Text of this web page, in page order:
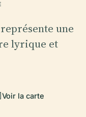
une
lyrique et
Voir la carte